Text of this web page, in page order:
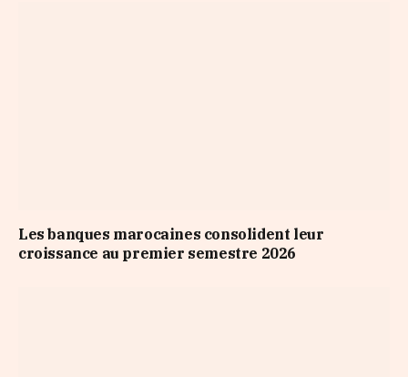
Les banques marocaines consolident leur
croissance au premier semestre 2026